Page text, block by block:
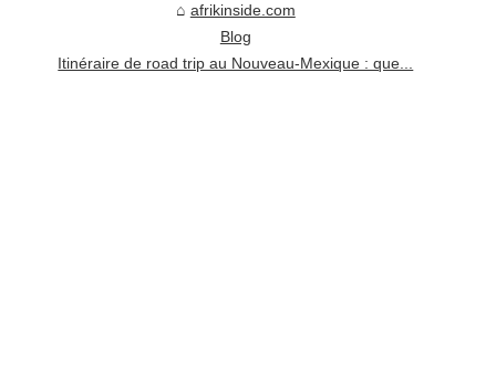
afrikinside.com
Blog
Itinéraire de road trip au Nouveau-Mexique : que...